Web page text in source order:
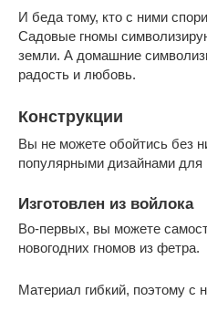
И беда тому, кто с ними
Садовые гномы
земли. А домашние
радость и любовь.
Конструкции
Вы не можете обойтись без
популярными дизайнами
Изготовлен из войлока
Во-первых, вы можете
новогодних гномов из фетра.
Материал гибкий, поэтому с